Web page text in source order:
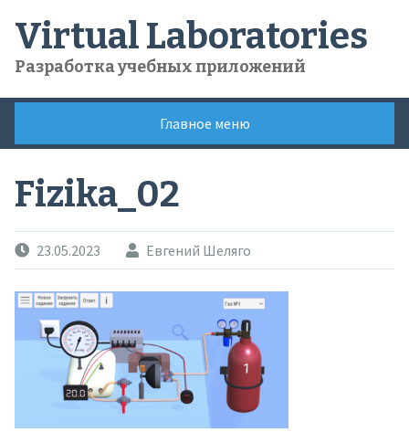
content
Virtual Laboratories
Разработка учебных приложений
Главное меню
Fizika_02
23.05.2023 Евгений Шеляго